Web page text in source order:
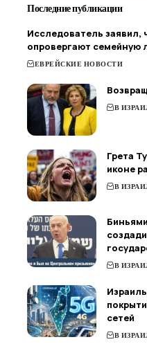
Последние публикации
Исследователь заявил,
опровергают семейную
ЕВРЕЙСКИЕ НОВОСТИ
В
Грета
иконе
В
В
сетей
В